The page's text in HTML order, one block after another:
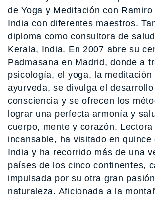
de Yoga y Meditación con
India con diferentes maestros.
diploma como consultora de
Kerala, India. En 2007 abre su
Padmasana en Madrid, donde a
psicología, el yoga, la meditación
ayurveda, se divulga el
consciencia y se ofrecen los
lograr una perfecta armonía y
cuerpo, mente y corazón.
incansable, ha visitado en quince
India y ha recorrido más de una
países de los cinco continentes,
impulsada por su otra gran
naturaleza. Aficionada a la